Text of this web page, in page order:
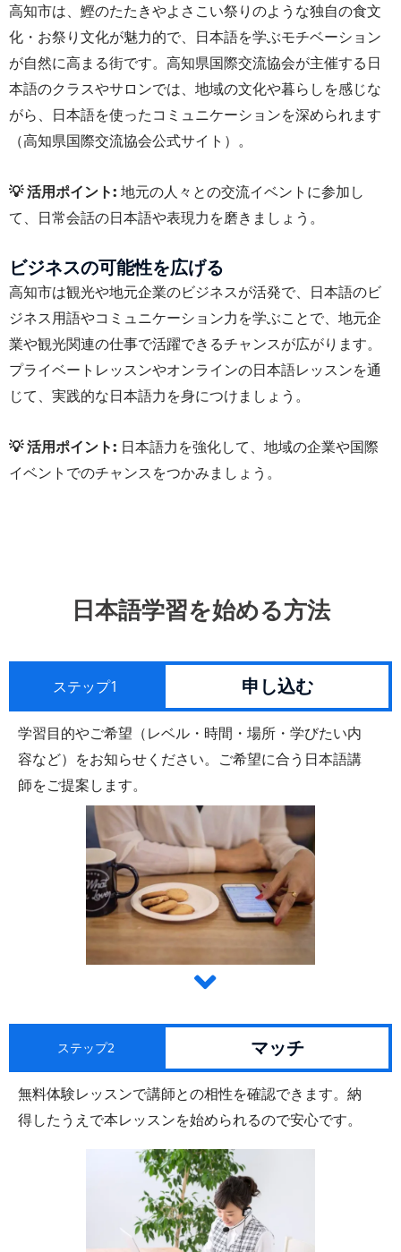
高知市は、鰹のたたきやよさこい祭りのような独自の食文
化・お祭り文化が魅力的で、日本語を学ぶモチベーション
が自然に高まる街です。高知県国際交流協会が主催する日
本語のクラスやサロンでは、地域の文化や暮らしを感じな
がら、日本語を使ったコミュニケーションを深められます
（高知県国際交流協会公式サイト）。
💡 活用ポイント: 地元の人々との交流イベントに参加し
て、日常会話の日本語や表現力を磨きましょう。
ビジネスの可能性を広げる
高知市は観光や地元企業のビジネスが活発で、日本語のビ
ジネス用語やコミュニケーション力を学ぶことで、地元企
業や観光関連の仕事で活躍できるチャンスが広がります。
プライベートレッスンやオンラインの日本語レッスンを通
じて、実践的な日本語力を身につけましょう。
💡 活用ポイント: 日本語力を強化して、地域の企業や国際
イベントでのチャンスをつかみましょう。
日本語学習を始める方法
ステップ1 申し込む
学習目的やご希望（レベル・時間・場所・学びたい内
容など）をお知らせください。ご希望に合う日本語講
師をご提案します。
ステップ2 マッチ
無料体験レッスンで講師との相性を確認できます。納
得したうえで本レッスンを始められるので安心です。